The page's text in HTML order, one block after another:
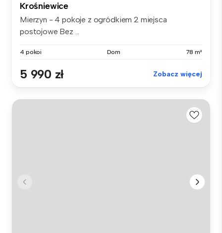
Krośniewice
Mierzyn - 4 pokoje z ogródkiem 2 miejsca
postojowe Bez ...
4 pokoi Dom 78 m²
5 990 zł Zobacz więcej